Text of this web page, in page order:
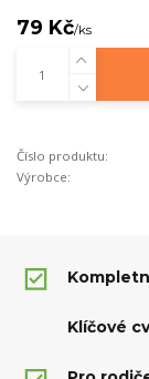
79 Kč/ks
Číslo produktu:
Výrobce:
Klíčové